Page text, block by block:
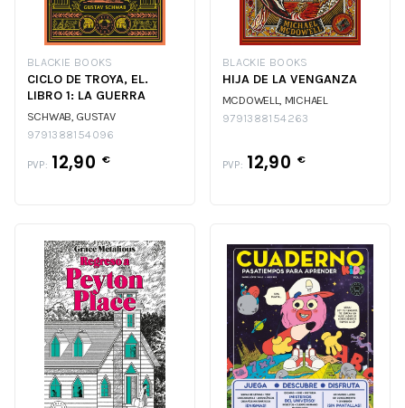
BLACKIE BOOKS
CICLO DE TROYA, EL.
LIBRO 1: LA GUERRA
SCHWAB, GUSTAV
9791388154096
PVP: 12,90 €
BLACKIE BOOKS
HIJA DE LA VENGANZA
MCDOWELL, MICHAEL
9791388154263
PVP: 12,90 €